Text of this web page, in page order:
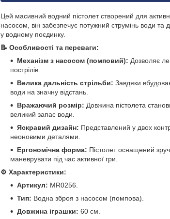
Цей масивний водний пістолет створений для
насосом, він забезпечує потужний струмінь води
у водному поєдинку.
📝 Особливості та переваги:
Механізм з насосом (помповий): Дозволяє
пострілів.
Велика дальність стрільби: Завдяки
води на значну відстань.
Вражаючий розмір: Довжина пістолета
великий запас води.
Яскравий дизайн: Представлений у двох
неоновими деталями.
Ергономічна форма: Пістолет оснащений
маневрувати під час активної гри.
⚙️ Характеристики:
Артикул: MR0256.
Тип: Водна зброя з насосом (помпова).
Довжина іграшки: 60 см.